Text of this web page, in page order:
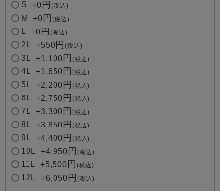
)
S +0 税込
M +0 税込
+0 税込
2L +550 税込
3L +1,100 税込
4L +1,650 税込
5L +2,200 税込
6L +2,750 税込
7L +3,300 税込
8L +3,850 税込
9L +4,400 税込
10L +4,950 税込
11L +5,500 税込
12L +6,050 税込